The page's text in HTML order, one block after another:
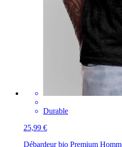
Durable
25,99 €
Débardeur bio Premium